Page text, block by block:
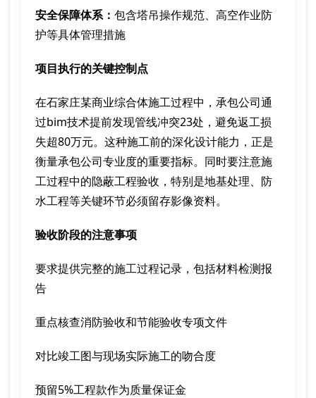
安全保障体系： 包含塔吊操作规范、高空作业防
护等具体管理措施
项目执行的关键控制点
在石家庄某商业综合体施工过程中，承包公司通
过bim技术提前发现管线冲突23处，避免返工损
失超80万元。这种施工前的深化设计能力，正是
衡量承包公司专业度的重要指标。同时要注意施
工过程中的隐蔽工程验收，特别是地基处理、防
水工程等关键环节必须留存影像资料。
验收阶段的注意事项
要求提供完整的施工过程记录，包括材料检测报
告
重点核查消防验收和节能验收专项文件
对比竣工图与现场实际施工的吻合度
预留5%工程款作为质量保证金